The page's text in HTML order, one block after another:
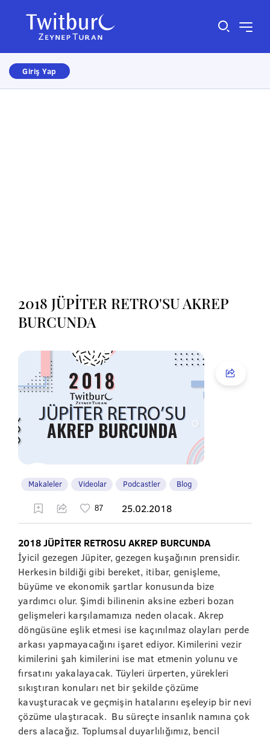
Giriş Yap
2018 JÜPİTER RETRO'SU AKREP
BURCUNDA
Makaleler Videolar Podcastler Blog
25.02.2018
2018 JÜPİTER RETROSU AKREP BURCUNDA
İyicil gezegen Jüpiter, gezegen kuşağının prensidir.
Herkesin bildiği gibi bereket, itibar, genişleme,
büyüme ve ekonomik şartlar konusunda bize
yardımcı olur. Şimdi bilinenin aksine ezberi bozan
gelişmeleri karşılamamıza neden olacak. Akrep
döngüsüne eşlik etmesi ise kaçınılmaz olayları perde
arkası yapmayacağını işaret ediyor. Kimilerini vezir
kimilerini şah kimilerini ise mat etmenin yolunu ve
fırsatını yakalayacak. Tüyleri ürperten, yürekleri
sıkıştıran konuları net bir şekilde çözüme
kavuşturacak ve geçmişin hatalarını eşeleyip bir nevi
çözüme ulaştıracak. Bu süreçte insanlık namına çok
ders alacağız. Toplumsal duyarlılığımız, bencil